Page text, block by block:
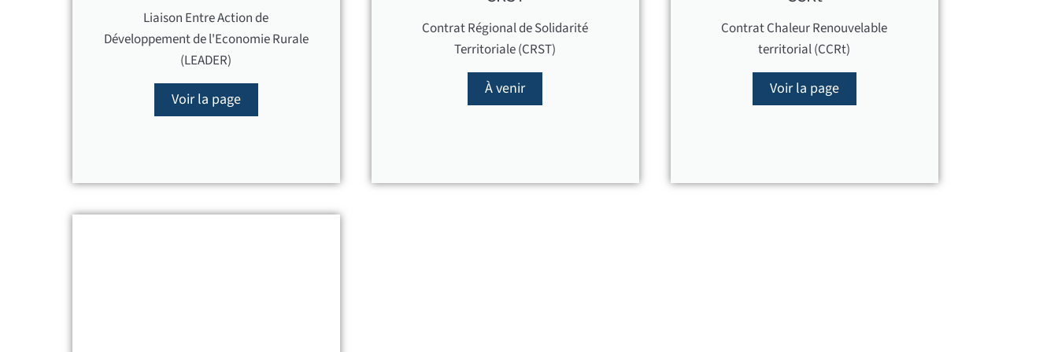
Liaison Entre Action de
Développement de l'Economie Rurale
(LEADER)
Voir la page
Contrat Régional de Solidarité
Territoriale (CRST)
À venir
Contrat Chaleur Renouvelable
territorial (CCRt)
Voir la page